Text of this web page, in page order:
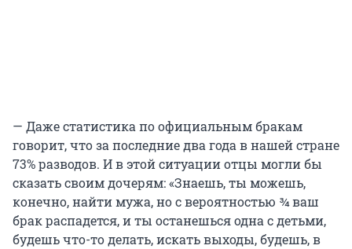
— Даже статистика по официальным бракам
говорит, что за последние два года в нашей стране
73% разводов. И в этой ситуации отцы могли бы
сказать своим дочерям: «Знаешь, ты можешь,
конечно, найти мужа, но с вероятностью ¾ ваш
брак распадется, и ты останешься одна с детьми,
будешь что-то делать, искать выходы, будешь, в